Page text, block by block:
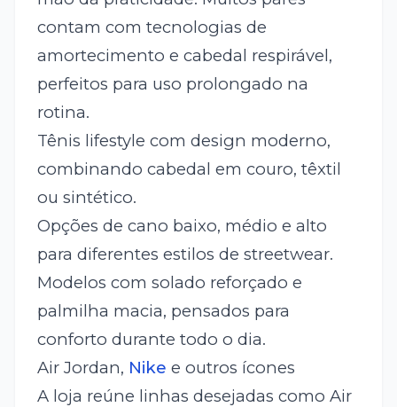
contam com tecnologias de
amortecimento e cabedal respirável,
perfeitos para uso prolongado na
rotina.
Tênis lifestyle com design moderno,
combinando cabedal em couro, têxtil
ou sintético.
Opções de cano baixo, médio e alto
para diferentes estilos de streetwear.
Modelos com solado reforçado e
palmilha macia, pensados para
conforto durante todo o dia.
Air Jordan, Nike e outros ícones
A loja reúne linhas desejadas como Air